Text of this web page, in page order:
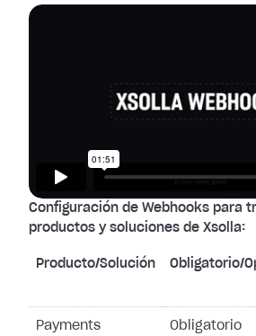
Configuración de Webhooks para
productos y soluciones de Xsolla:
Producto/Solución Obligatorio/
Payments Obligatorio